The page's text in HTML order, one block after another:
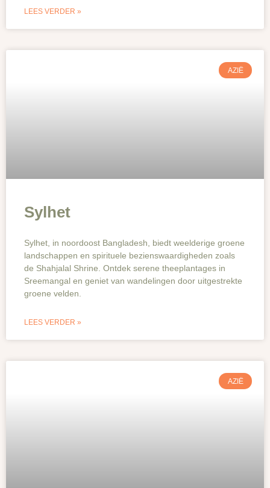
LEES VERDER »
AZIË
Sylhet
Sylhet, in noordoost Bangladesh, biedt weelderige groene
landschappen en spirituele bezienswaardigheden zoals
de Shahjalal Shrine. Ontdek serene theeplantages in
Sreemangal en geniet van wandelingen door uitgestrekte
groene velden.
LEES VERDER »
AZIË